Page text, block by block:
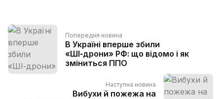
Попередня новина
В Україні вперше збили
«ШІ‑дрони» РФ: що відомо і як
зміниться ППО
Наступна новина
Вибухи й пожежа на